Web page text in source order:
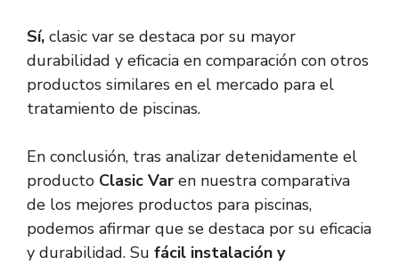
Sí, clasic var se destaca por su mayor
durabilidad y eficacia en comparación con otros
productos similares en el mercado para el
tratamiento de piscinas.
En conclusión, tras analizar detenidamente el
producto Clasic Var en nuestra comparativa
de los mejores productos para piscinas,
podemos afirmar que se destaca por su eficacia
y durabilidad. Su fácil instalación y